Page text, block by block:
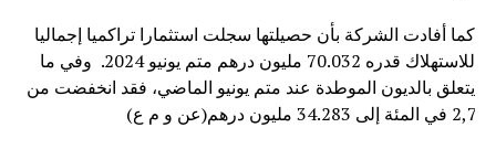
كما أفادت الشركة بأن حصيلتها سجلت استثمارا تراكميا إجماليا
للاستهلاك قدره 70.032 مليون درهم متم يونيو 2024. وفي ما
يتعلق بالديون الموطدة عند متم يونيو الماضي، فقد انخفضت من
2,7 في المئة إلى 34.283 مليون درهم(عن و م ع)